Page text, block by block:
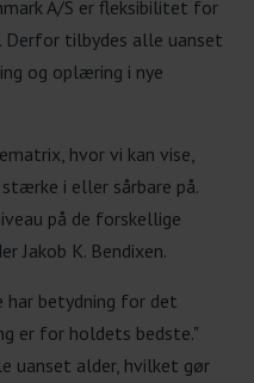
A/S er fleksibilitet for
Derfor tilbydes alle uanset
og oplæring i nye
hvor vi kan vise,
i eller sårbare på.
på de forskellige
Jakob K. Bendixen.
betydning for det
er for holdets bedste."
uanset alder, hvilket gør